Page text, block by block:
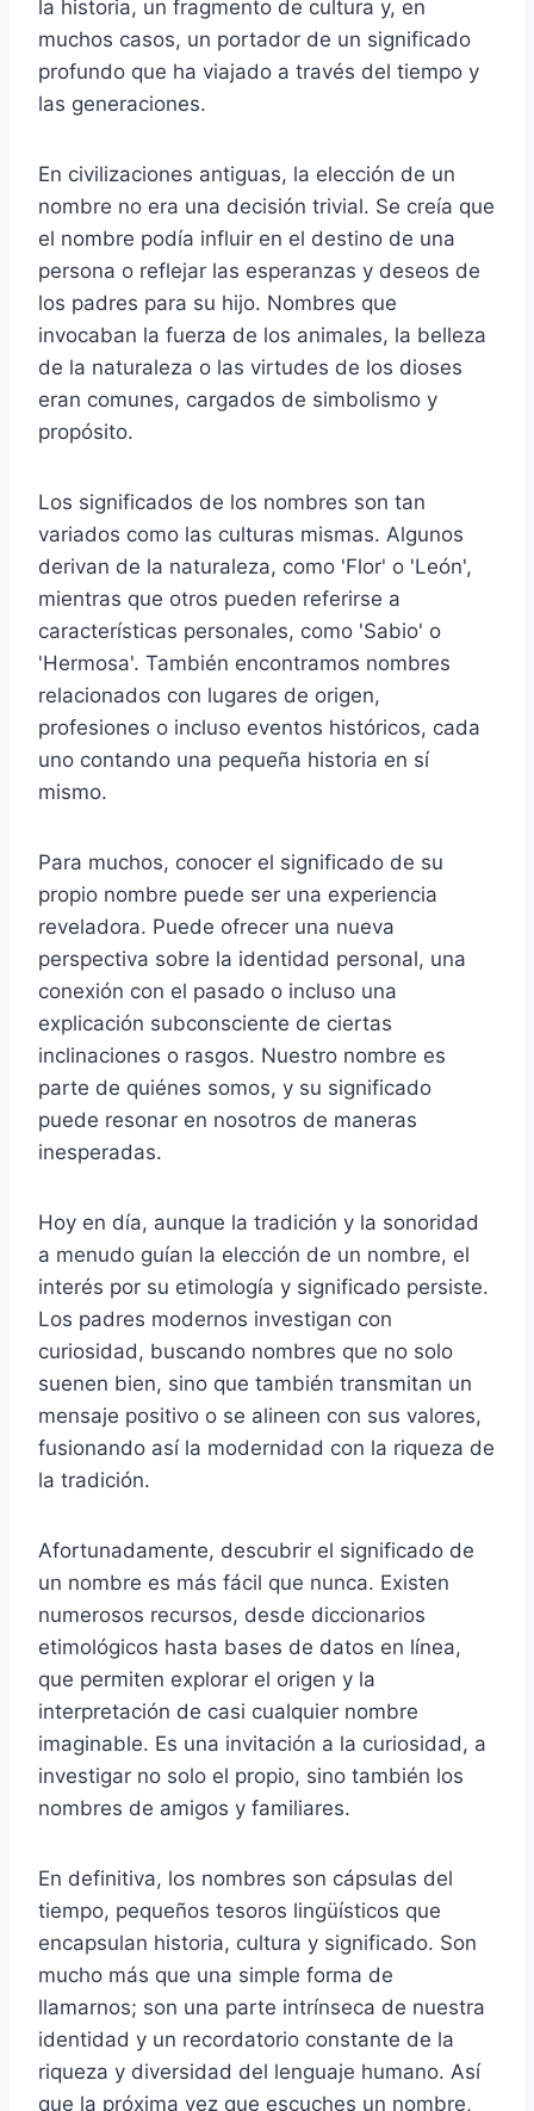
la historia, un fragmento de cultura y, en
muchos casos, un portador de un significado
profundo que ha viajado a través del tiempo y
las generaciones.
En civilizaciones antiguas, la elección de un
nombre no era una decisión trivial. Se creía que
el nombre podía influir en el destino de una
persona o reflejar las esperanzas y deseos de
los padres para su hijo. Nombres que
invocaban la fuerza de los animales, la belleza
de la naturaleza o las virtudes de los dioses
eran comunes, cargados de simbolismo y
propósito.
Los significados de los nombres son tan
variados como las culturas mismas. Algunos
derivan de la naturaleza, como 'Flor' o 'León',
mientras que otros pueden referirse a
características personales, como 'Sabio' o
'Hermosa'. También encontramos nombres
relacionados con lugares de origen,
profesiones o incluso eventos históricos, cada
uno contando una pequeña historia en sí
mismo.
Para muchos, conocer el significado de su
propio nombre puede ser una experiencia
reveladora. Puede ofrecer una nueva
perspectiva sobre la identidad personal, una
conexión con el pasado o incluso una
explicación subconsciente de ciertas
inclinaciones o rasgos. Nuestro nombre es
parte de quiénes somos, y su significado
puede resonar en nosotros de maneras
inesperadas.
Hoy en día, aunque la tradición y la sonoridad
a menudo guían la elección de un nombre, el
interés por su etimología y significado persiste.
Los padres modernos investigan con
curiosidad, buscando nombres que no solo
suenen bien, sino que también transmitan un
mensaje positivo o se alineen con sus valores,
fusionando así la modernidad con la riqueza de
la tradición.
Afortunadamente, descubrir el significado de
un nombre es más fácil que nunca. Existen
numerosos recursos, desde diccionarios
etimológicos hasta bases de datos en línea,
que permiten explorar el origen y la
interpretación de casi cualquier nombre
imaginable. Es una invitación a la curiosidad, a
investigar no solo el propio, sino también los
nombres de amigos y familiares.
En definitiva, los nombres son cápsulas del
tiempo, pequeños tesoros lingüísticos que
encapsulan historia, cultura y significado. Son
mucho más que una simple forma de
llamarnos; son una parte intrínseca de nuestra
identidad y un recordatorio constante de la
riqueza y diversidad del lenguaje humano. Así
que la próxima vez que escuches un nombre,